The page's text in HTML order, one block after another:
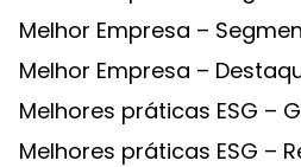
Melhor Empresa –
Melhor Empresa –
Melhores práticas ESG –
Melhores práticas ESG –